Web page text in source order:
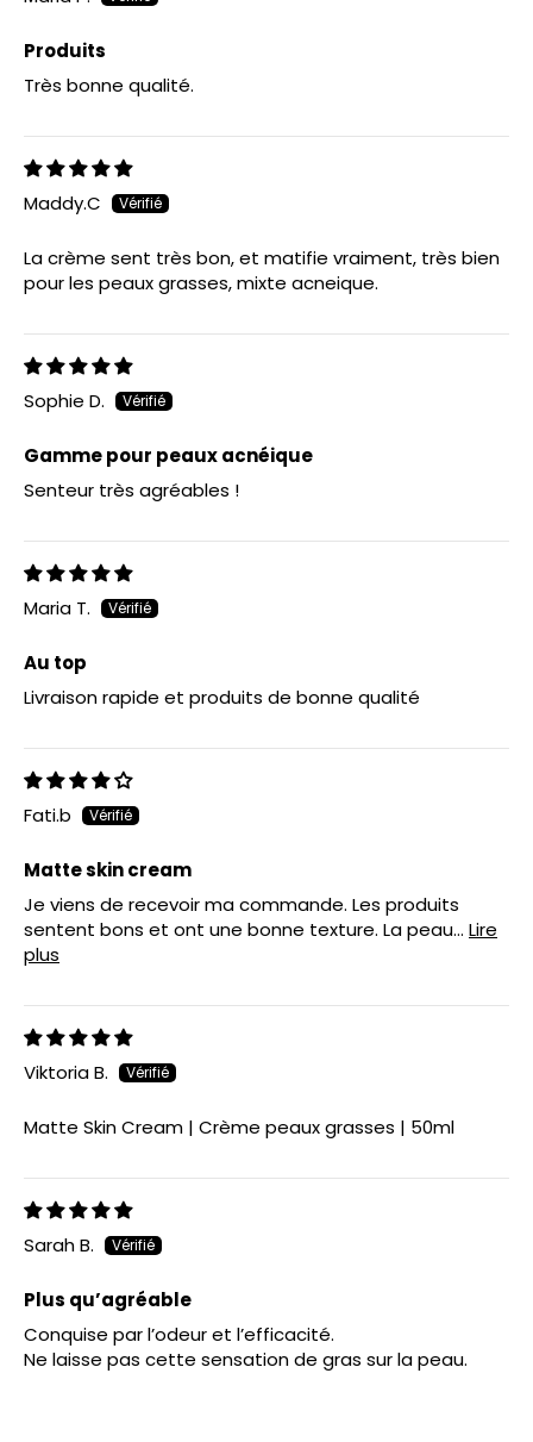
Produits
Très bonne qualité.
Maddy.C
La crème sent très bon, et matifie vraiment, très bien
pour les peaux grasses, mixte acneique.
Sophie D.
Gamme pour peaux acnéique
Senteur très agréables !
Maria T.
Au top
Livraison rapide et produits de bonne qualité
Fati.b
Matte skin cream
Je viens de recevoir ma commande. Les produits
sentent bons et ont une bonne texture. La peau... Lire
plus
Viktoria B.
Matte Skin Cream | Crème peaux grasses | 50ml
Sarah B.
Plus qu’agréable
Conquise par l’odeur et l’efficacité.
Ne laisse pas cette sensation de gras sur la peau.